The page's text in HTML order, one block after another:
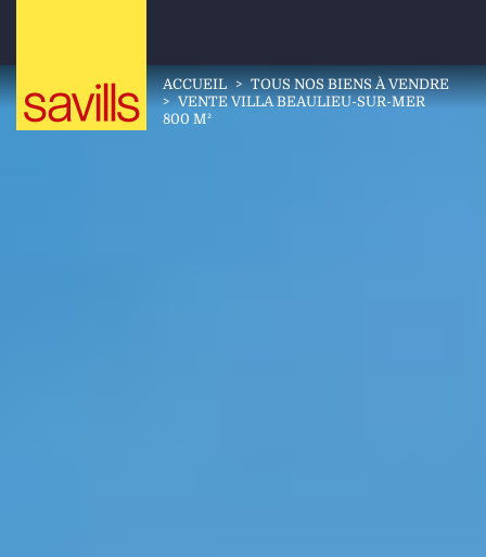
ACCUEIL > TOUS NOS BIENS À VENDRE
> VENTE VILLA BEAULIEU-SUR-MER
800 M²